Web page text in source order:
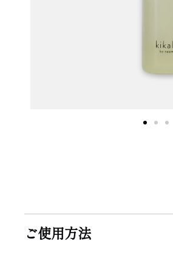
ご使用方法